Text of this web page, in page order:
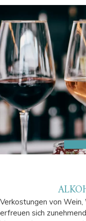
Verkostungen von
erfreuen sich